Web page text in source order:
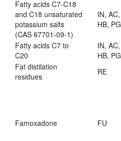
Fatty acids C7-C18
and C18 unsaturated
potassium salts
(CAS 67701-09-1)
IN, AC,
HB, PG
Fatty acids C7 to
C20
IN, AC,
HB, PG
Fat distilation
residues
RE
Famoxadone FU